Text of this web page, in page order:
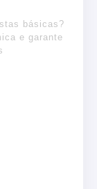
básicas?
e garante